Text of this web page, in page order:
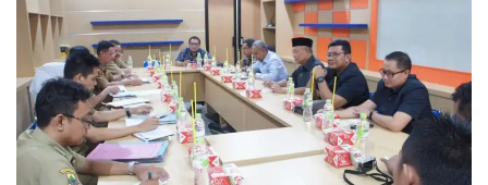
Polpem
Pilkada
Lainnya
Sosial